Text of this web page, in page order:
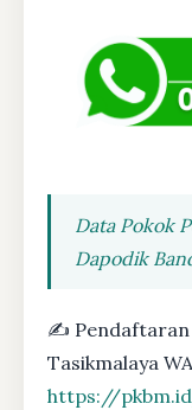
Data Pokok
Dapodik
✍ Pendaftaran
Tasikmalaya
https://